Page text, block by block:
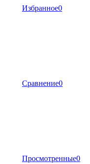
Избранное0
Сравнение0
Просмотренные0